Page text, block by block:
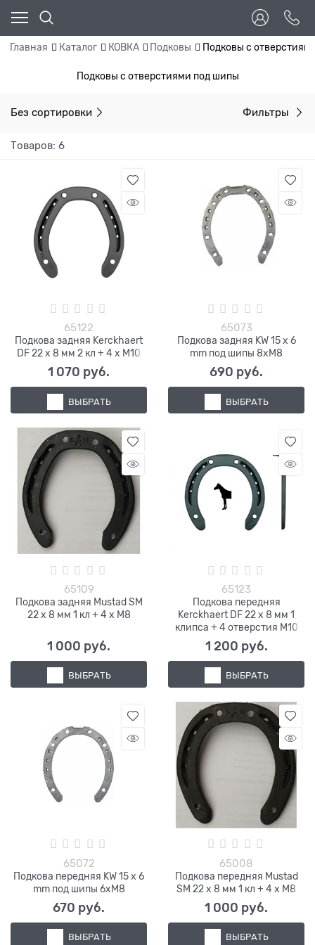
Главная Каталог КОВКА Подковы Подковы с
Подковы с отверстиями под шипы
Без сортировки Фильтры
Товаров: 6
65122
Подкова задняя Kerckhaert
DF 22 х 8 мм 2 кл + 4 х М10
1 070 руб.
ВЫБРАТЬ
65073
Подкова задняя KW 15 х 6
mm под шипы 8хM8
690 руб.
ВЫБРАТЬ
65109
Подкова задняя Mustad SM
22 х 8 мм 1 кл + 4 х M8
1 000 руб.
ВЫБРАТЬ
65123
Подкова передняя
Kerckhaert DF 22 х 8 мм 1
клипса + 4 отверстия М10
1 200 руб.
ВЫБРАТЬ
65072
Подкова передняя KW 15 х 6
mm под шипы 6хM8
670 руб.
ВЫБРАТЬ
65008
Подкова передняя Mustad
SM 22 х 8 мм 1 кл + 4 х М8
1 000 руб.
ВЫБРАТЬ